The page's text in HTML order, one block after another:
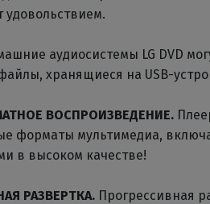
удовольствием.
аудиосистемы LG DVD
хранящиеся на USB-
ВОСПРОИЗВЕДЕНИЕ.
форматы мультимедиа,
в высоком качестве!
РАЗВЕРТКА. Прогрессивная